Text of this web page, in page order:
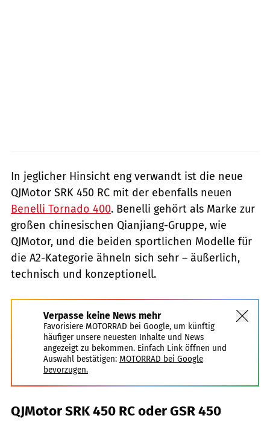
In jeglicher Hinsicht eng verwandt ist die neue
QJMotor SRK 450 RC mit der ebenfalls neuen
Benelli Tornado 400. Benelli gehört als Marke zur
großen chinesischen Qianjiang-Gruppe, wie
QJMotor, und die beiden sportlichen Modelle für
die A2-Kategorie ähneln sich sehr – äußerlich,
technisch und konzeptionell.
Verpasse keine News mehr
Favorisiere MOTORRAD bei Google, um künftig
häufiger unsere neuesten Inhalte und News
angezeigt zu bekommen. Einfach Link öffnen und
Auswahl bestätigen: MOTORRAD bei Google
bevorzugen.
QJMotor SRK 450 RC oder GSR 450